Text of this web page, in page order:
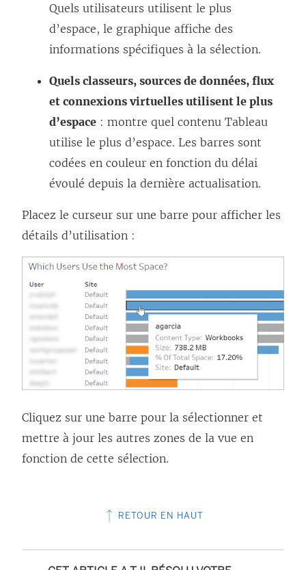
Quels utilisateurs utilisent le plus
d’espace, le graphique affiche des
informations spécifiques à la sélection.
Quels classeurs, sources de données, flux
et connexions virtuelles utilisent le plus
d’espace : montre quel contenu Tableau
utilise le plus d’espace. Les barres sont
codées en couleur en fonction du délai
évoulé depuis la dernière actualisation.
Placez le curseur sur une barre pour afficher les
détails d’utilisation :
Cliquez sur une barre pour la sélectionner et
mettre à jour les autres zones de la vue en
fonction de cette sélection.
RETOUR EN HAUT